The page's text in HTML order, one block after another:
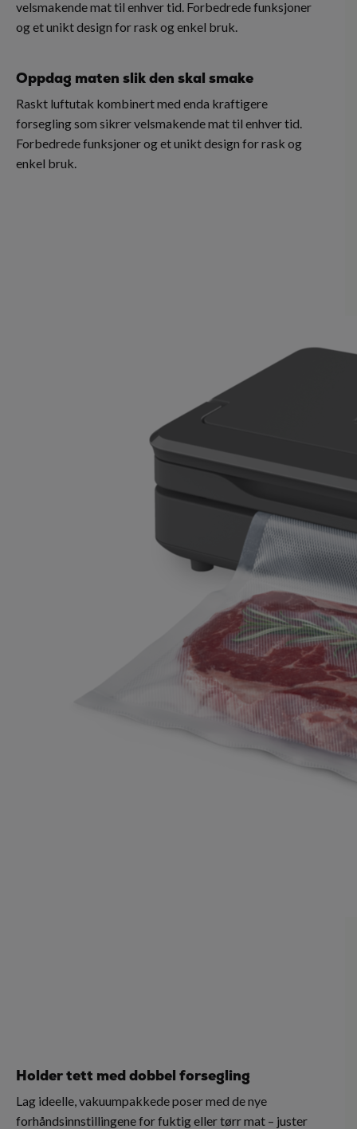
velsmakende mat til enhver tid. Forbedrede funksjoner
og et unikt design for rask og enkel bruk.
Oppdag maten slik den skal smake
Raskt luftutak kombinert med enda kraftigere
forsegling som sikrer velsmakende mat til enhver tid.
Forbedrede funksjoner og et unikt design for rask og
enkel bruk.
Holder tett med dobbel forsegling
Lag ideelle, vakuumpakkede poser med de nye
forhåndsinnstillingene for fuktig eller tørr mat – juster